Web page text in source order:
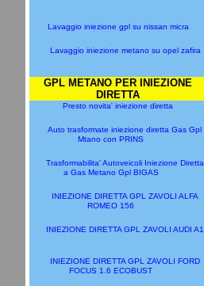
Lavaggio iniezione gpl su nissan micra
Lavaggio iniezione metano su opel zafira
GPL METANO PER INIEZIONE
DIRETTA
Presto novita' iniezione diretta
Auto trasformate iniezione diretta Gas Gpl
Mtano con PRINS
Trasformabilita' Autoveicoli Iniezione Diretta
a Gas Metano Gpl BIGAS
INIEZIONE DIRETTA GPL ZAVOLI ALFA
ROMEO 156
INIEZIONE DIRETTA GPL ZAVOLI AUDI A1
INIEZIONE DIRETTA GPL ZAVOLI FORD
FOCUS 1.6 ECOBUST